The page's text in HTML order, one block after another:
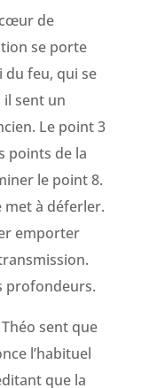
de
se porte
du feu, qui se
il sent un
Le point 3
points de la
le point 8.
met à déferler.
emporter
profondeurs.
sent que
l’habituel
que la